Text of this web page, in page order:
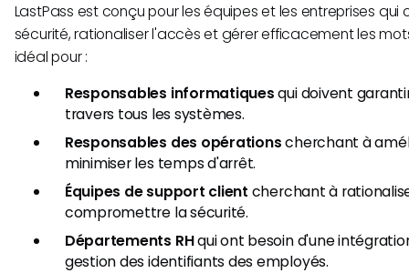
LastPass est conçu pour les équipes et les entreprises
sécurité, rationaliser l'accès et gérer efficacement les
idéal pour :
Responsables informatiquesqui doivent
travers tous les systèmes.
Responsables des opérationscherchant à
minimiser les temps d'arrêt.
Équipes de support client cherchant à
compromettre la sécurité.
Départements RHqui ont besoin d'une
gestion des identifiants des employés.